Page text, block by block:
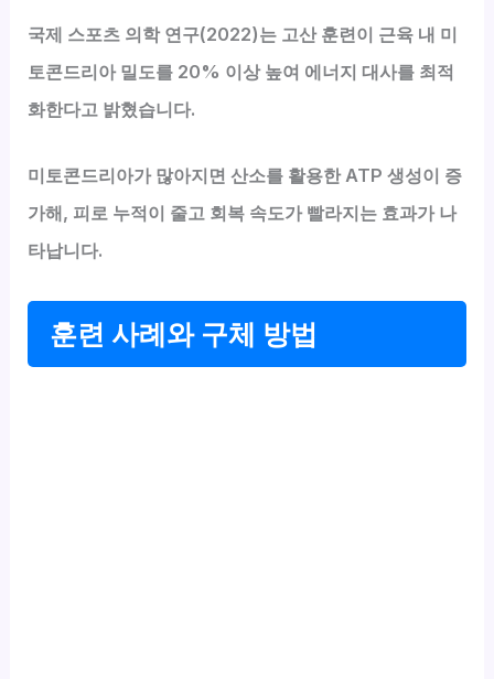
국제 스포츠 의학 연구(2022)는 고산 훈련이 근육 내 미
토콘드리아 밀도를 20% 이상 높여 에너지 대사를 최적
화한다고 밝혔습니다.
미토콘드리아가 많아지면 산소를 활용한 ATP 생성이 증
가해, 피로 누적이 줄고 회복 속도가 빨라지는 효과가 나
타납니다.
훈련 사례와 구체 방법